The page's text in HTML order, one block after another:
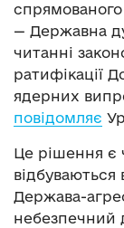
— Державна
читанні
ратифікації
ядерних
повідомляє
Це рішення є
відбуваються
Держава-
небезпечний